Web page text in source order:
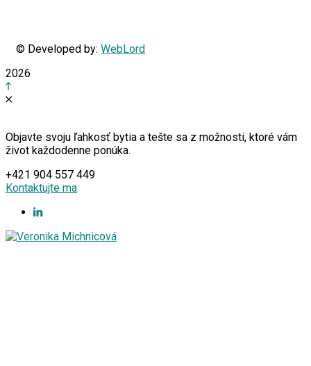
© Developed by: WebLord
2026
Objavte svoju ľahkosť bytia a tešte sa z možnosti, ktoré vám
život každodenne ponúka.
+421 904 557 449
Kontaktujte ma